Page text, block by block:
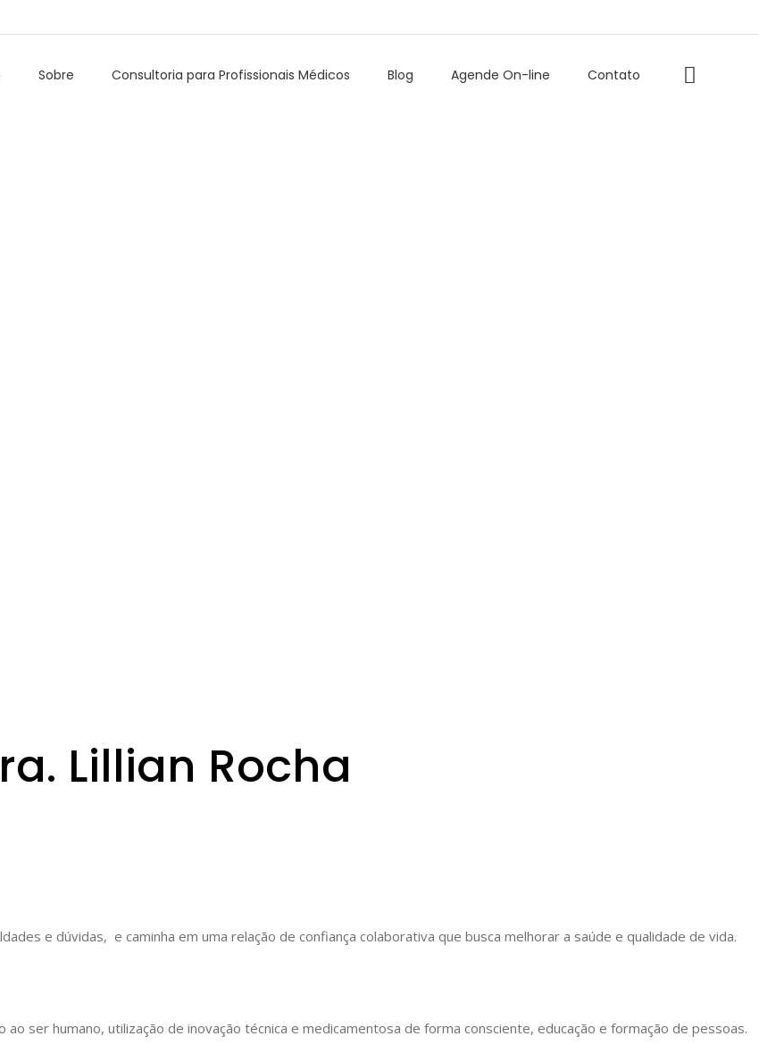
Sobre Consultoria para Profissionais Médicos Blog Agende On-line Contato
Lillian Rocha
e dúvidas, e caminha em uma relação de confiança colaborativa que busca melhorar a saúde e qualidade de vida.
ser humano, utilização de inovação técnica e medicamentosa de forma consciente, educação e formação de pessoas.